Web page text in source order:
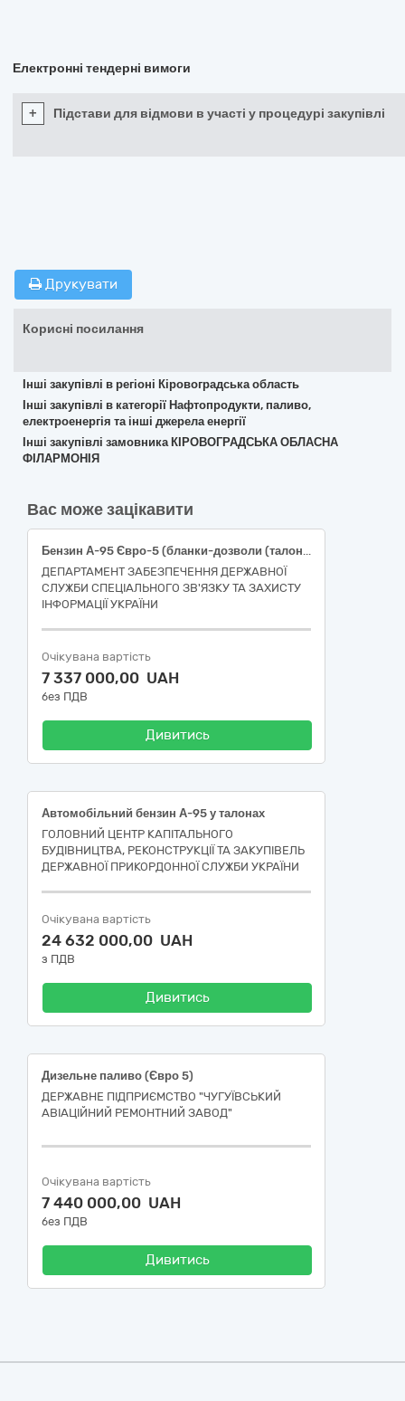
Електронні тендерні вимоги
+ Підстави для відмови в участі у процедурі закупівлі
Друкувати
Корисні посилання
Інші закупівлі в регіоні Кіровоградська область
Інші закупівлі в категорії Нафтопродукти, паливо,
електроенергія та інші джерела енергії
Інші закупівлі замовника КІРОВОГРАДСЬКА ОБЛАСНА
ФІЛАРМОНІЯ
Вас може зацікавити
Бензин А-95 Євро-5 (бланки-дозволи (талони)
ДЕПАРТАМЕНТ ЗАБЕЗПЕЧЕННЯ ДЕРЖАВНОЇ
СЛУЖБИ СПЕЦІАЛЬНОГО ЗВ'ЯЗКУ ТА ЗАХИСТУ
ІНФОРМАЦІЇ УКРАЇНИ
Очікувана вартість
7 337 000,00 UAH
без ПДВ
Дивитись
Автомобільний бензин А-95 у талонах
ГОЛОВНИЙ ЦЕНТР КАПІТАЛЬНОГО
БУДІВНИЦТВА, РЕКОНСТРУКЦІЇ ТА ЗАКУПІВЕЛЬ
ДЕРЖАВНОЇ ПРИКОРДОННОЇ СЛУЖБИ УКРАЇНИ
Очікувана вартість
24 632 000,00 UAH
з ПДВ
Дивитись
Дизельне паливо (Євро 5)
ДЕРЖАВНЕ ПІДПРИЄМСТВО "ЧУГУЇВСЬКИЙ
АВІАЦІЙНИЙ РЕМОНТНИЙ ЗАВОД"
Очікувана вартість
7 440 000,00 UAH
без ПДВ
Дивитись